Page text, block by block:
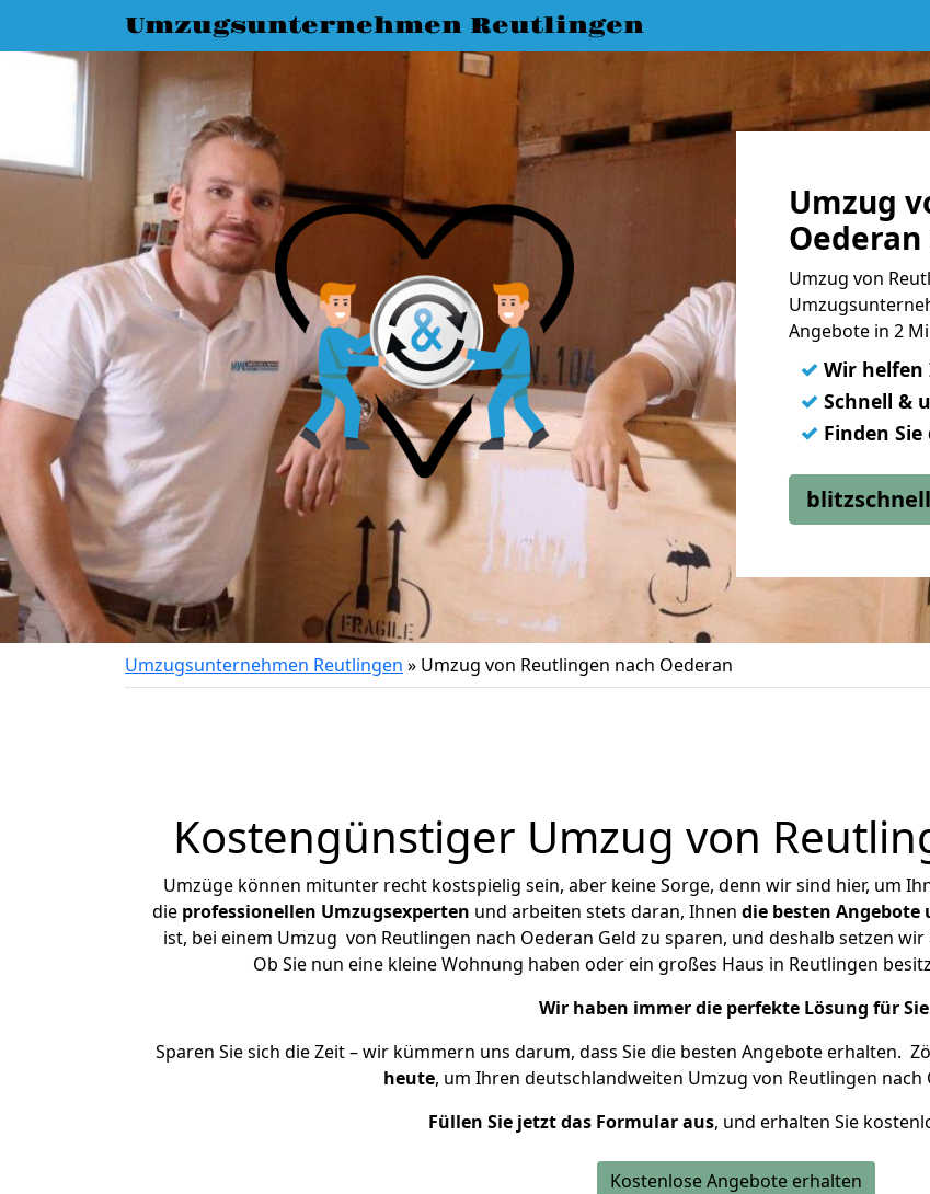
Umzugsunternehmen Reutlingen
Umzug
Umzug von
Angebote in 2
✓ Wir helfen
✓ Schnell &
✓ Finden
Umzugsunternehmen Reutlingen » Umzug von Reutlingen nach Oederan
Kostengünstiger Umzug von
Umzüge können mitunter recht kostspielig sein, aber keine Sorge, denn wir sind hier, um
die professionellen Umzugsexperten und arbeiten stets daran, Ihnen die besten Angebote
ist, bei einem Umzug von Reutlingen nach Oederan Geld zu sparen, und deshalb setzen
Ob Sie nun eine kleine Wohnung haben oder ein großes Haus in Reutlingen
Wir haben immer die perfekte Lösung für
Sparen Sie sich die Zeit – wir kümmern uns darum, dass Sie die besten Angebote erhalten.
heute, um Ihren deutschlandweiten Umzug von Reutlingen nach
Füllen Sie jetzt das Formular aus, und erhalten Sie
Kostenlose Angebote erhalten